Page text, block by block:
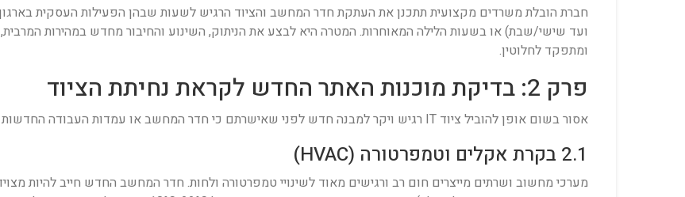
חברת הובלת משרדים מקצועית תתכנן את העתקת חדר המחשב והציוד הרגיש לשעות שבהן הפעילות העסקית
ועד שישי/שבת) או בשעות הלילה המאוחרות. המטרה היא לבצע את הניתוק, השינוע והחיבור מחדש במהירות
ומתפקד לחלוטין.
פרק 2: בדיקת מוכנות האתר החדש לקראת נחיתת הציוד
אסור בשום אופן להוביל ציוד IT רגיש ויקר למבנה חדש לפני שאישרתם כי חדר המחשב או עמדות העבודה החדשות עומדות בסטנדרטים התשתיתיים והסביבתיים הנדרשים:
2.1 בקרת אקלים וטמפרטורה (HVAC)
מערכי מחשוב ושרתים מייצרים חום רב ורגישים מאוד לשינויי טמפרטורה ולחות. חדר המחשב החדש חייב להיות